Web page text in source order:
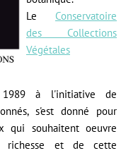
Le Conservatoire
des Collections
Végétales
à l'initiative de
s'est donné pour
qui souhaitent oeuvre
richesse et de cette